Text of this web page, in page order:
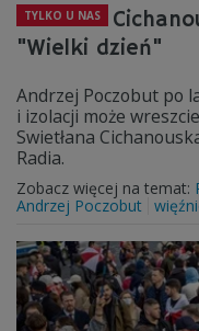
TYLKO U NAS
"Wielki dzień"
Andrzej Poczobut po
i izolacji może
Swietłana
Radia.
Zobacz więcej na temat:
Andrzej Poczobut